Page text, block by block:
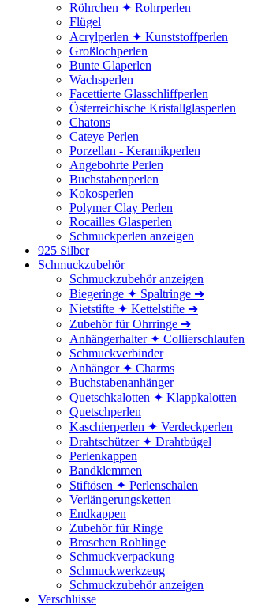
Röhrchen ✦ Rohrperlen
Flügel
Acrylperlen ✦ Kunststoffperlen
Großlochperlen
Bunte Glaperlen
Wachsperlen
Facettierte Glasschliffperlen
Österreichische Kristallglasperlen
Chatons
Cateye Perlen
Porzellan - Keramikperlen
Angebohrte Perlen
Buchstabenperlen
Kokosperlen
Polymer Clay Perlen
Rocailles Glasperlen
Schmuckperlen anzeigen
925 Silber
Schmuckzubehör
Schmuckzubehör anzeigen
Biegeringe ✦ Spaltringe ➔
Nietstifte ✦ Kettelstifte ➔
Zubehör für Ohrringe ➔
Anhängerhalter ✦ Collierschlaufen
Schmuckverbinder
Anhänger ✦ Charms
Buchstabenanhänger
Quetschkalotten ✦ Klappkalotten
Quetschperlen
Kaschierperlen ✦ Verdeckperlen
Drahtschützer ✦ Drahtbügel
Perlenkappen
Bandklemmen
Stiftösen ✦ Perlenschalen
Verlängerungsketten
Endkappen
Zubehör für Ringe
Broschen Rohlinge
Schmuckverpackung
Schmuckwerkzeug
Schmuckzubehör anzeigen
Verschlüsse